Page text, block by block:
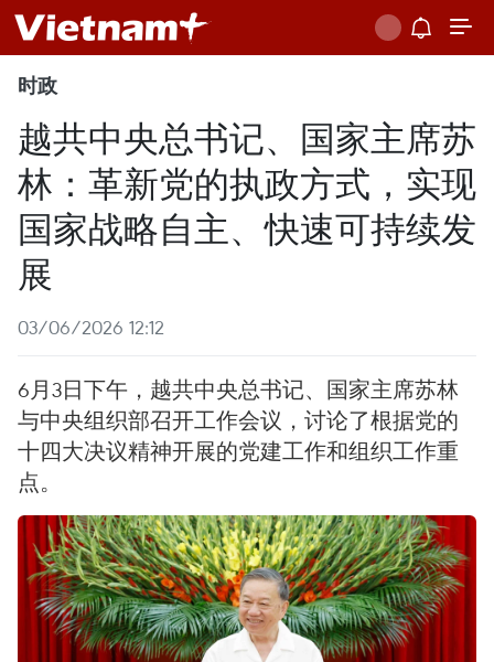
时政
越共中央总书记、国家主席苏
林：革新党的执政方式，实现
国家战略自主、快速可持续发
展
03/06/2026 12:12
6月3日下午，越共中央总书记、国家主席苏林
与中央组织部召开工作会议，讨论了根据党的
十四大决议精神开展的党建工作和组织工作重
点。